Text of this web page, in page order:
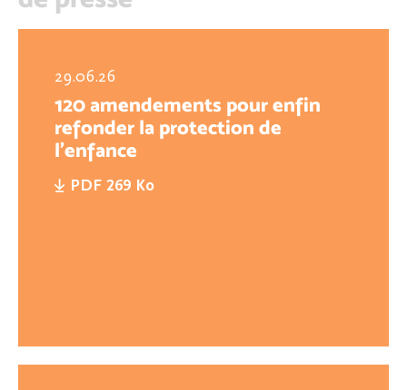
29.06.26
120 amendements pour enfin
refonder la protection de
l'enfance
PDF 269 Ko